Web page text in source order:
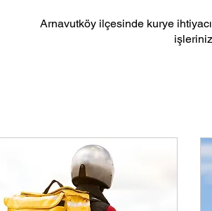
Arnavutköy ilçesinde kurye